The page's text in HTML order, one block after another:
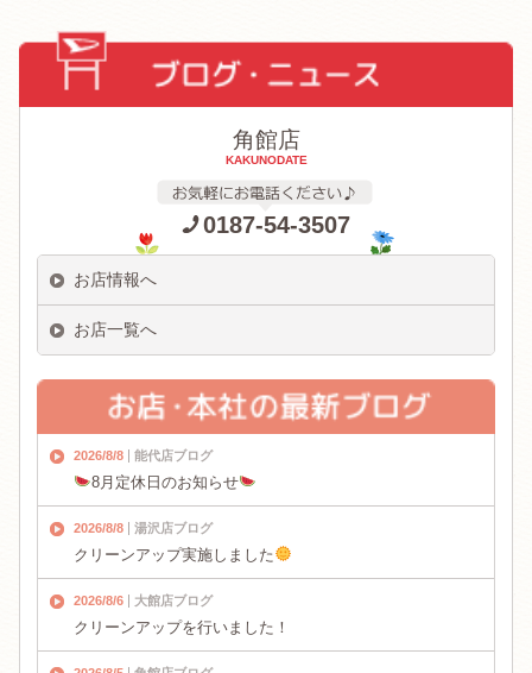
角館店
KAKUNODATE
0187-54-3507
お店情報へ
お店一覧へ
2026/8/8 能代店ブログ
8月定休日のお知らせ
2026/8/8 湯沢店ブログ
クリーンアップ実施しました
2026/8/6 大館店ブログ
クリーンアップを行いました！